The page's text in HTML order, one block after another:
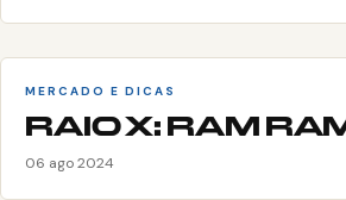
MERCADO E DICAS
RAIO X: RAM
06 ago 2024